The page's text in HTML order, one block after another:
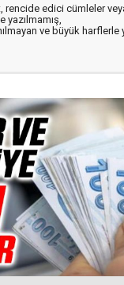
rencide edici cümleler
yazılmamış,
ve büyük harflerle